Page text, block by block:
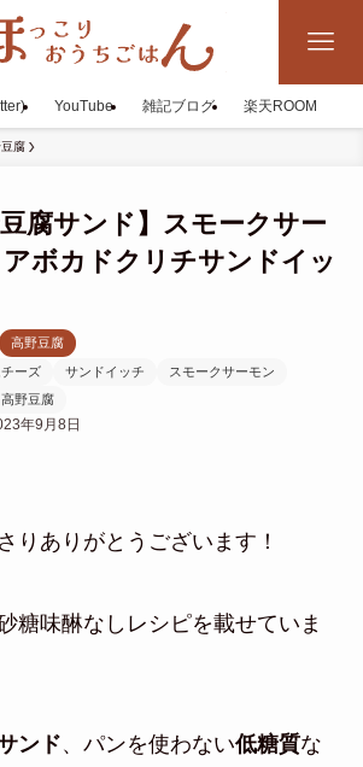
YouTube 雑記ブログ 楽天ROOM
腐
豆腐サンド】スモークサー
ボカドクリチサンドイッ
高野豆腐
ーズ サンドイッチ
スモークサーモン
高野豆腐
年9月8日
りありがとうございます！
糖味醂なしレシピを載せていま
ンド、パンを使わない低糖質な